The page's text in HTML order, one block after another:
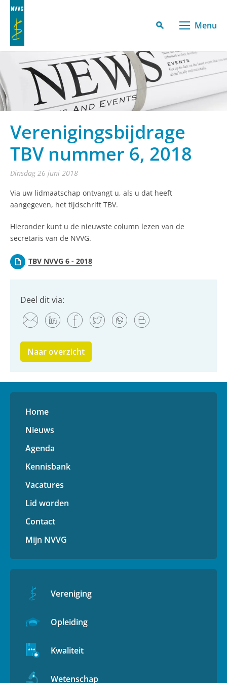
Menu
Verenigingsbijdrage
TBV nummer 6, 2018
dinsdag 26 juni 2018
Via uw lidmaatschap ontvangt u, als u dat heeft
aangegeven, het tijdschrift TBV.
Hieronder kunt u de nieuwste column lezen van de
secretaris van de NVVG.
TBV NVVG 6 - 2018
Deel dit via:
Naar overzicht
Home
Nieuws
Agenda
Kennisbank
Vacatures
Lid worden
Contact
Mijn NVVG
Vereniging
Opleiding
Kwaliteit
Wetenschap